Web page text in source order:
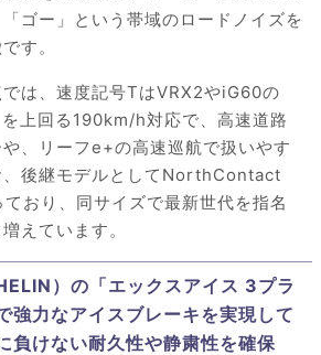
ゴー」という帯域のロードノイズを
す。
は、速度記号TはVRX2やiG60の
上回る190km/h対応で、高速道路
、リーフe+の高速巡航で扱いやす
、後継モデルとしてNorthContact
おり、同サイズで最新世代を指名
えています。
）の「エックスアイス 3プラ
強力なアイスブレーキを実現して
負けない耐久性や静粛性を確保